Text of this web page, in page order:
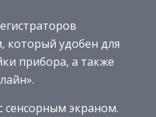
удобен для
прибора, а также
сенсорным экраном.